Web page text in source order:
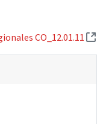
CO_12.01.11